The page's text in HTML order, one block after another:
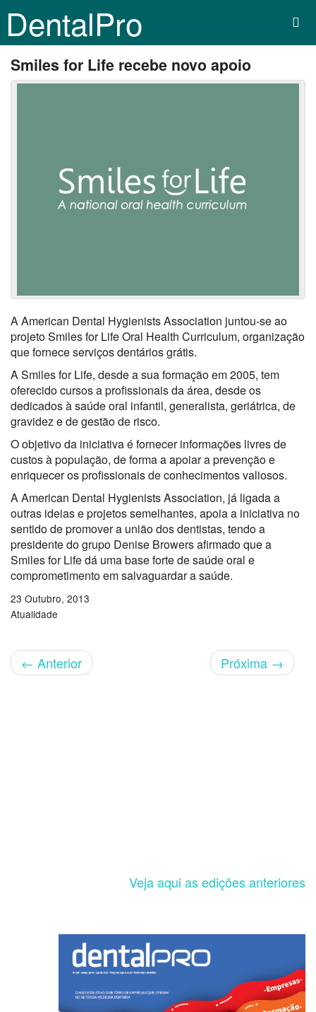
DentalPro
Smiles for Life recebe novo apoio
A American Dental Hygienists Association juntou-se ao
projeto Smiles for Life Oral Health Curriculum, organização
que fornece serviços dentários grátis.
A Smiles for Life, desde a sua formação em 2005, tem
oferecido cursos a profissionais da área, desde os
dedicados à saúde oral infantil, generalista, geriátrica, de
gravidez e de gestão de risco.
O objetivo da iniciativa é fornecer informações livres de
custos à população, de forma a apoiar a prevenção e
enriquecer os profissionais de conhecimentos valiosos.
A American Dental Hygienists Association, já ligada a
outras ideias e projetos semelhantes, apoia a iniciativa no
sentido de promover a união dos dentistas, tendo a
presidente do grupo Denise Browers afirmado que a
Smiles for Life dá uma base forte de saúde oral e
comprometimento em salvaguardar a saúde.
23 Outubro, 2013
Atualidade
← Anterior Próxima →
Veja aqui as edições anteriores